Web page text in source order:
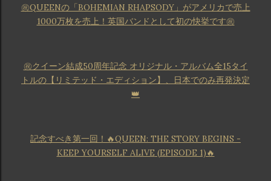
㊗️QUEENの「BOHEMIAN RHAPSODY」がアメリカで売上
1000万枚を売上！英国バンドとして初の快挙です㊗️
㊗️クイーン結成50周年記念 オリジナル・アルバム全15タイ
トルの【リミテッド・エディション】、日本でのみ再発決定
👑
記念すべき第一回！🔥QUEEN: THE STORY BEGINS -
KEEP YOURSELF ALIVE (EPISODE 1)🔥